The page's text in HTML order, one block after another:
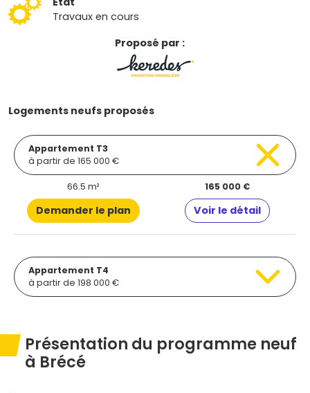
Travaux en cours
Proposé par :
Logements neufs proposés
Appartement T3
à partir de 165 000 €
66.5 m² 165 000 €
Demander le plan Voir le détail
Appartement T4
à partir de 198 000 €
Présentation du programme neuf
à Brécé